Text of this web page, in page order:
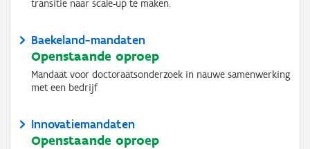
transitie naar scale-up te maken.
Baekeland-mandaten
Openstaande oproep
Mandaat voor doctoraatsonderzoek in nauwe samenwerking
met een bedrijf
Innovatiemandaten
Openstaande oproep